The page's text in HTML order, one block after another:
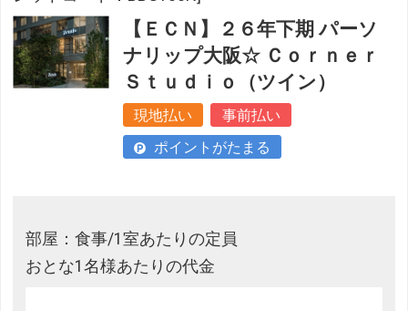
【ＥＣＮ】２６年下期 パーソ
ナリップ大阪☆ Ｃｏｒｎｅｒ
Ｓｔｕｄｉｏ（ツイン）
現地払い
事前払い
ポイントがたまる
部屋：食事/1室あたりの定員
おとな1名様あたりの代金